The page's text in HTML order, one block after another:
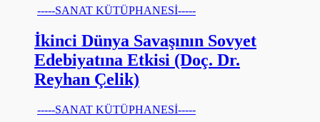
-----SANAT KÜTÜPHANESİ-----
İkinci Dünya Savaşının Sovyet
Edebiyatına Etkisi (Doç. Dr.
Reyhan Çelik)
-----SANAT KÜTÜPHANESİ-----